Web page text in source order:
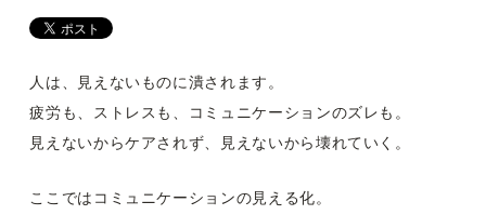
人は、見えないものに潰されます。
疲労も、ストレスも、コミュニケーションのズレも。
見えないからケアされず、見えないから壊れていく。
ここではコミュニケーションの見える化。